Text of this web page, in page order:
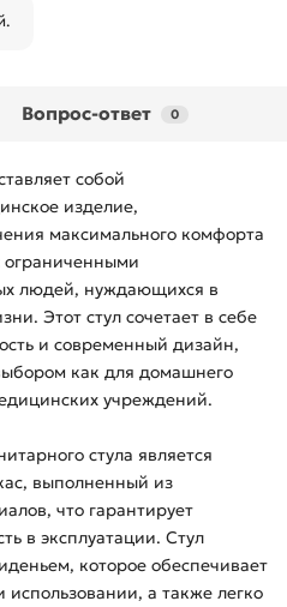
Вопрос-ответ 0
собой
изделие,
максимального комфорта
ограниченными
людей, нуждающихся в
Этот стул сочетает в себе
и современный дизайн,
как для домашнего
учреждений.
стула является
выполненный из
что гарантирует
в эксплуатации. Стул
которое обеспечивает
а также легко